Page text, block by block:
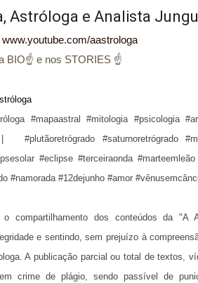
www.youtube.com/aastrologa
BIO☝ e nos STORIES ☝
#mapaastral #mitologia #psicologia
#plutãoretrógrado #saturnoretrógrado
#eclipse #terceiraonda
#namorada #12dejunho #amor
o compartilhamento dos conteúdos da
e sentindo, sem prejuízo à
A publicação parcial ou total de textos,
crime de plágio, sendo passível de